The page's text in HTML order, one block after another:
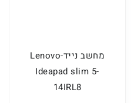
מחשב נייד-Lenovo
Ideapad slim 5-
14IRL8